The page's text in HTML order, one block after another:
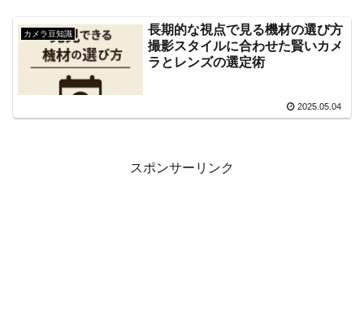
カメラ豆知識
長期的な視点で見る機材の選び方
撮影スタイルに合わせた賢いカメ
ラとレンズの選定術
2025.05.04
スポンサーリンク